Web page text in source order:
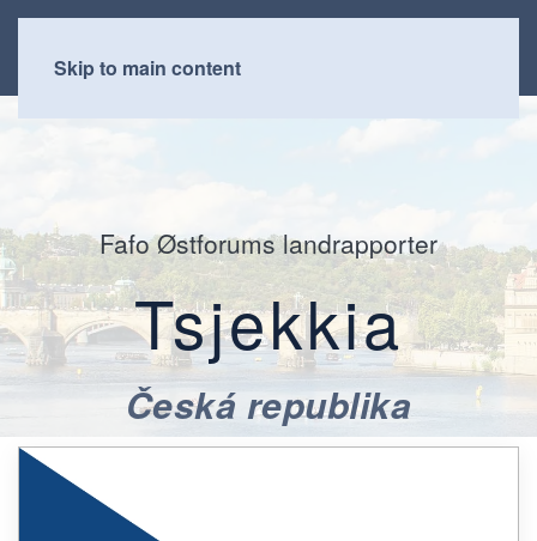
Skip to main content
Fafo Østforums landrapporter
Tsjekkia
Česká republika